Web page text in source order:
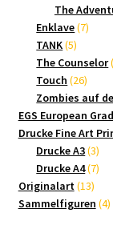
The
Enklave 77
TANK 55
The Counselor
Touch 2626
Zombies auf
EGS European
Drucke Fine Art
Drucke A3 33
Drucke A4 77
Originalart 1313
Sammelfiguren 44